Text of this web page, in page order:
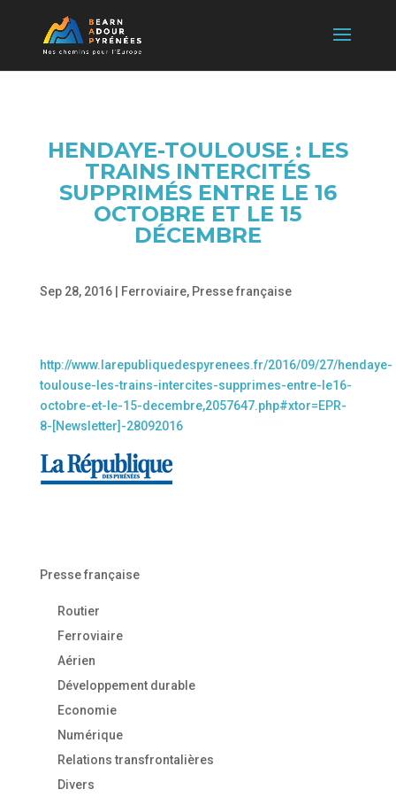
HENDAYE-TOULOUSE : LES
TRAINS INTERCITÉS
SUPPRIMÉS ENTRE LE 16
OCTOBRE ET LE 15
DÉCEMBRE
Sep 28, 2016| Ferroviaire, Presse française
http://www.larepubliquedespyrenees.fr/2016/09/27/hendaye-
toulouse-les-trains-intercites-supprimes-entre-le16-
octobre-et-le-15-decembre,2057647.php#xtor=EPR-
8-[Newsletter]-28092016
Presse française
Routier
Ferroviaire
Aérien
Développement durable
Economie
Numérique
Relations transfrontalières
Divers